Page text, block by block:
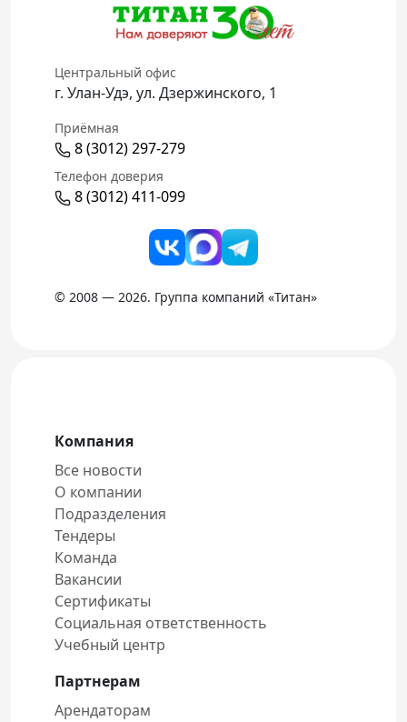
Центральный офис
г. Улан-Удэ, ул. Дзержинского, 1
Приёмная
8 (3012) 297-279
Телефон доверия
8 (3012) 411-099
© 2008 — 2026. Группа компаний «Титан»
Компания
Все новости
О компании
Подразделения
Тендеры
Команда
Вакансии
Сертификаты
Социальная ответственность
Учебный центр
Партнерам
Арендаторам